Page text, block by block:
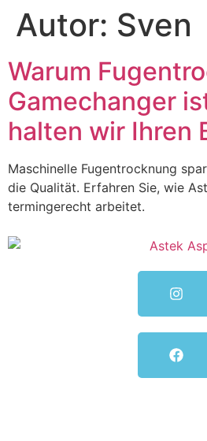
Autor: Sven
Warum
Gamechanger
halten wir Ihren
Maschinelle Fugentrocknung
die Qualität. Erfahren Sie, wie
termingerecht arbeitet.